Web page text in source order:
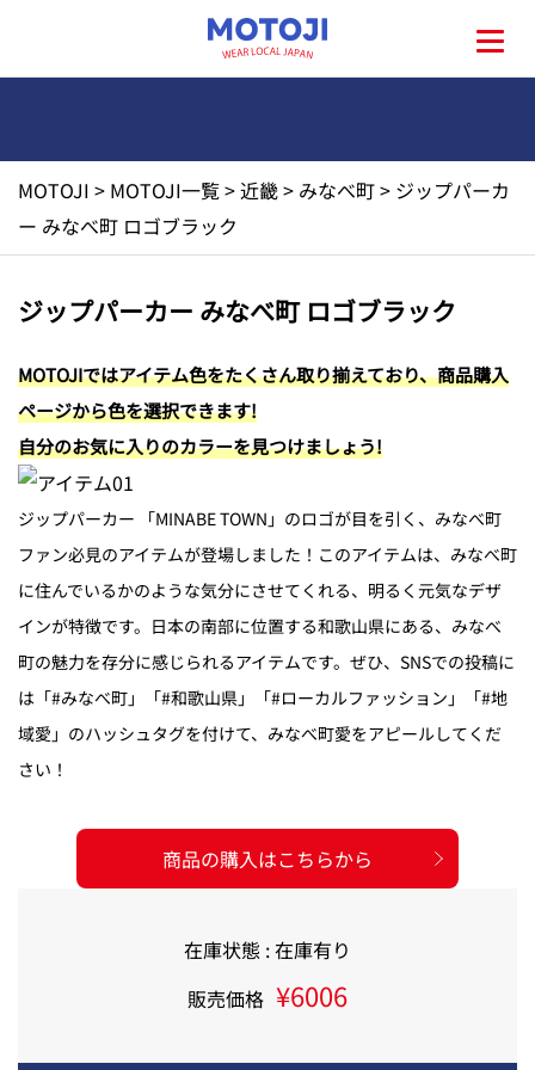
地元一覧
お問い合わせ
MOTOJI > MOTOJI一覧>近畿> みなべ町> ジップパーカ
ー みなべ町 ロゴブラック
ジップパーカー みなべ町 ロゴブラック
MOTOJIではアイテム色をたくさん取り揃えており、商品購入
ページから色を選択できます!
自分のお気に入りのカラーを見つけましょう!
ジップパーカー 「MINABE TOWN」のロゴが目を引く、みなべ町
ファン必見のアイテムが登場しました！このアイテムは、みなべ町
に住んでいるかのような気分にさせてくれる、明るく元気なデザ
インが特徴です。日本の南部に位置する和歌山県にある、みなべ
町の魅力を存分に感じられるアイテムです。ぜひ、SNSでの投稿に
は「#みなべ町」「#和歌山県」「#ローカルファッション」「#地
域愛」のハッシュタグを付けて、みなべ町愛をアピールしてくだ
さい！
商品の購入はこちらから
在庫状態 : 在庫有り
販売価格 ¥6006